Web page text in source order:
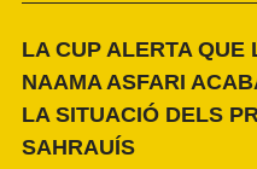
LA CUP ALERTA QUE
NAAMA ASFARI
LA SITUACIÓ DELS
SAHRAUÍS